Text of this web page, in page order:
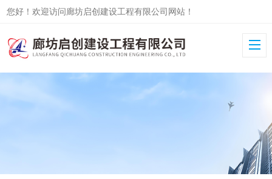
您好！欢迎访问廊坊启创建设工程有限公司网站！